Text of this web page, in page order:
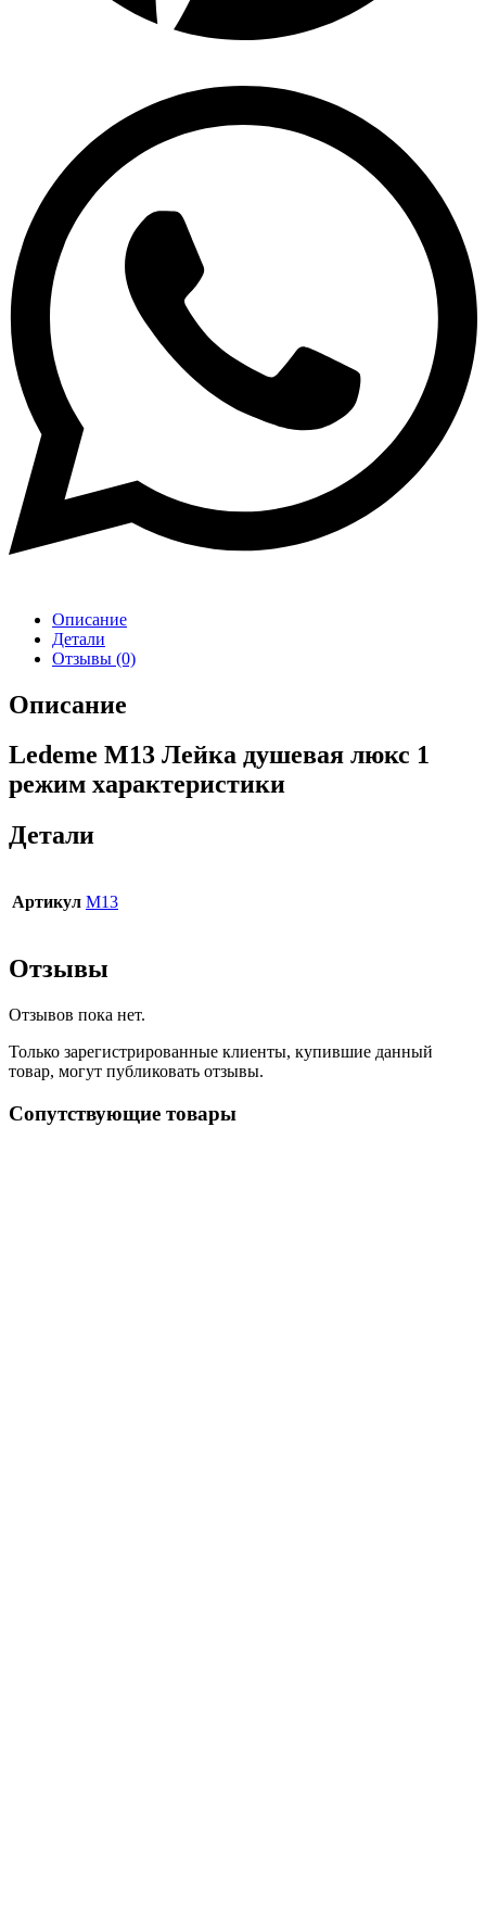
Описание
Детали
Отзывы (0)
Описание
Ledeme M13 Лейка душевая люкс 1
режим характеристики
Детали
Артикул M13
Отзывы
Отзывов пока нет.
Только зарегистрированные клиенты, купившие данный
товар, могут публиковать отзывы.
Сопутствующие товары